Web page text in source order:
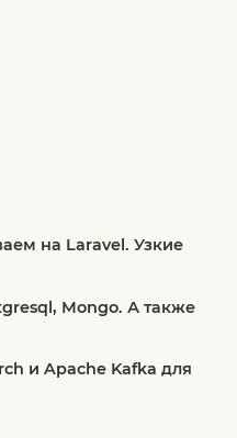
на Laravel. Узкие
Mongo. А также
и Apache Kafka для